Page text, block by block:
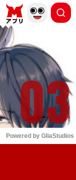
もっと読む
Powered by GliaStudios